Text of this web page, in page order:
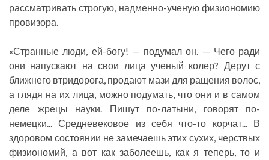
рассматривать строгую, надменно-ученую физиономию
провизора.
«Странные люди, ей-богу! — подумал он. — Чего ради
они напускают на свои лица ученый колер? Дерут с
ближнего втридорога, продают мази для ращения волос,
а глядя на их лица, можно подумать, что они и в самом
деле жрецы науки. Пишут по-латыни, говорят по-
немецки... Средневековое из себя что-то корчат... В
здоровом состоянии не замечаешь этих сухих, черствых
физиономий, а вот как заболеешь, как я теперь, то и